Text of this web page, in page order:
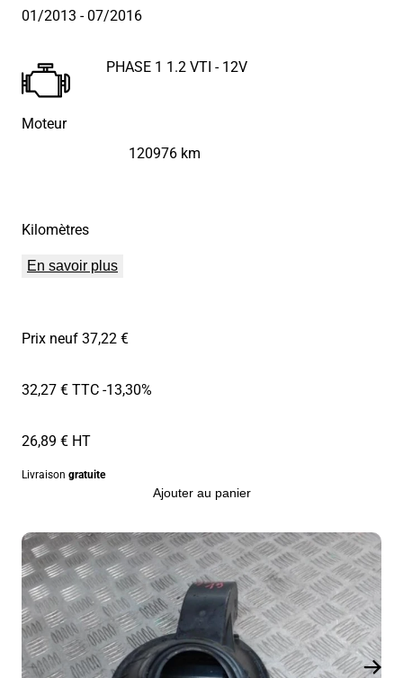
01/2013 - 07/2016
Moteur
PHASE 1 1.2 VTI - 12V
Kilomètres
120976 km
En savoir plus
Prix neuf 37,22 €
32,27 € TTC-13,30%
26,89 € HT
Livraison gratuite
Ajouter au panier